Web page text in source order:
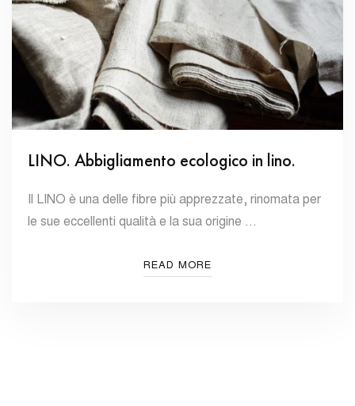
LINO. Abbigliamento ecologico in lino.
Il LINO è una delle fibre più apprezzate, rinomata per
le sue eccellenti qualità e la sua origine …
READ MORE